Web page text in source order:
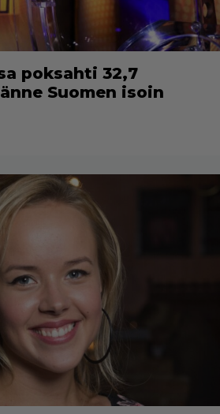
poksahti 32,7
Suomen isoin